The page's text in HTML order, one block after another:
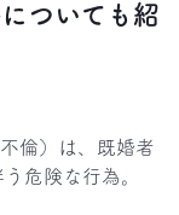
ついても紹
倫）は、既婚者
危険な行為。